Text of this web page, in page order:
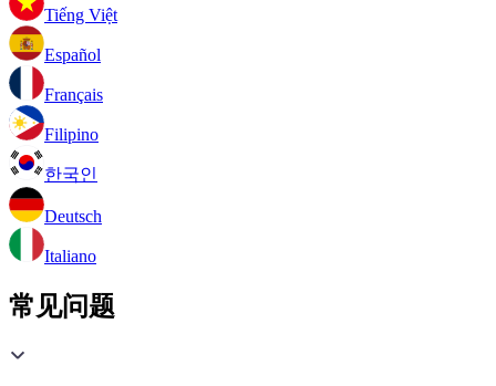
Tiếng Việt
Español
Français
Filipino
한국인
Deutsch
Italiano
常见问题